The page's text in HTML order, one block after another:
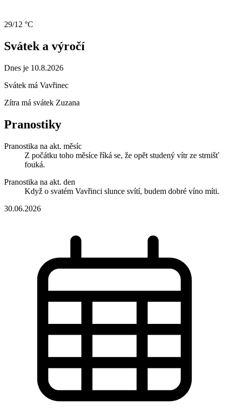
29/12 °C
Svátek a výročí
Dnes je 10.8.2026
Svátek má Vavřinec
Zítra má svátek Zuzana
Pranostiky
Pranostika na akt. měsíc
Z počátku toho měsíce říká se, že opět studený vítr ze strnišť
fouká.
Pranostika na akt. den
Když o svatém Vavřinci slunce svítí, budem dobré víno míti.
30.06.2026